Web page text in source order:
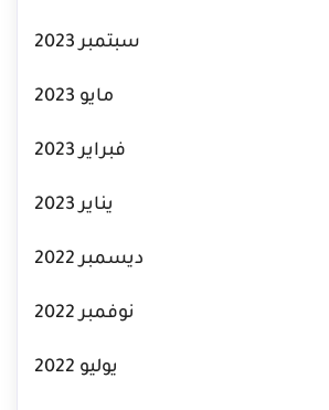
سبتمبر 2023
مايو 2023
فبراير 2023
يناير 2023
ديسمبر 2022
نوفمبر 2022
يوليو 2022